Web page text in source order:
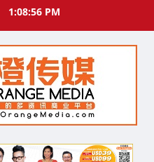
1:08:57 PM